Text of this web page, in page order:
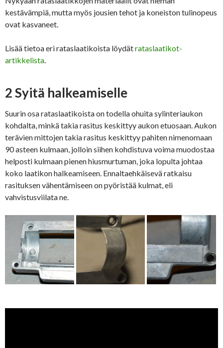
kestävämpiä, mutta myös jousien tehot ja koneiston tulinopeus
ovat kasvaneet.
Lisää tietoa eri rataslaatikoista löydätrataslaatikot-
artikkelista.
2 Syitä halkeamiselle
Suurin osa rataslaatikoista on todella ohuita sylinteriaukon
kohdalta, minkä takia rasitus keskittyy aukon etuosaan. Aukon
terävien mittojen takia rasitus keskittyy pahiten nimenomaan
90 asteen kulmaan, jolloin siihen kohdistuva voima muodostaa
helposti kulmaan pienen hiusmurtuman, joka lopulta johtaa
koko laatikon halkeamiseen. Ennaltaehkäisevä ratkaisu
rasituksen vähentämiseen on pyöristää kulmat, eli
vahvistusviilata ne.